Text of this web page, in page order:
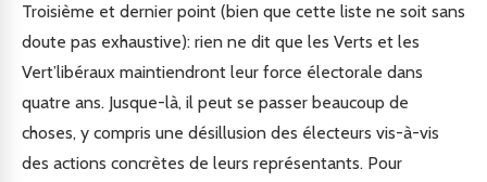
Troisième et dernier point (bien que cette liste ne soit sans
doute pas exhaustive): rien ne dit que les Verts et les
Vert’libéraux maintiendront leur force électorale dans
quatre ans. Jusque-là, il peut se passer beaucoup de
choses, y compris une désillusion des électeurs vis-à-vis
des actions concrètes de leurs représentants. Pour